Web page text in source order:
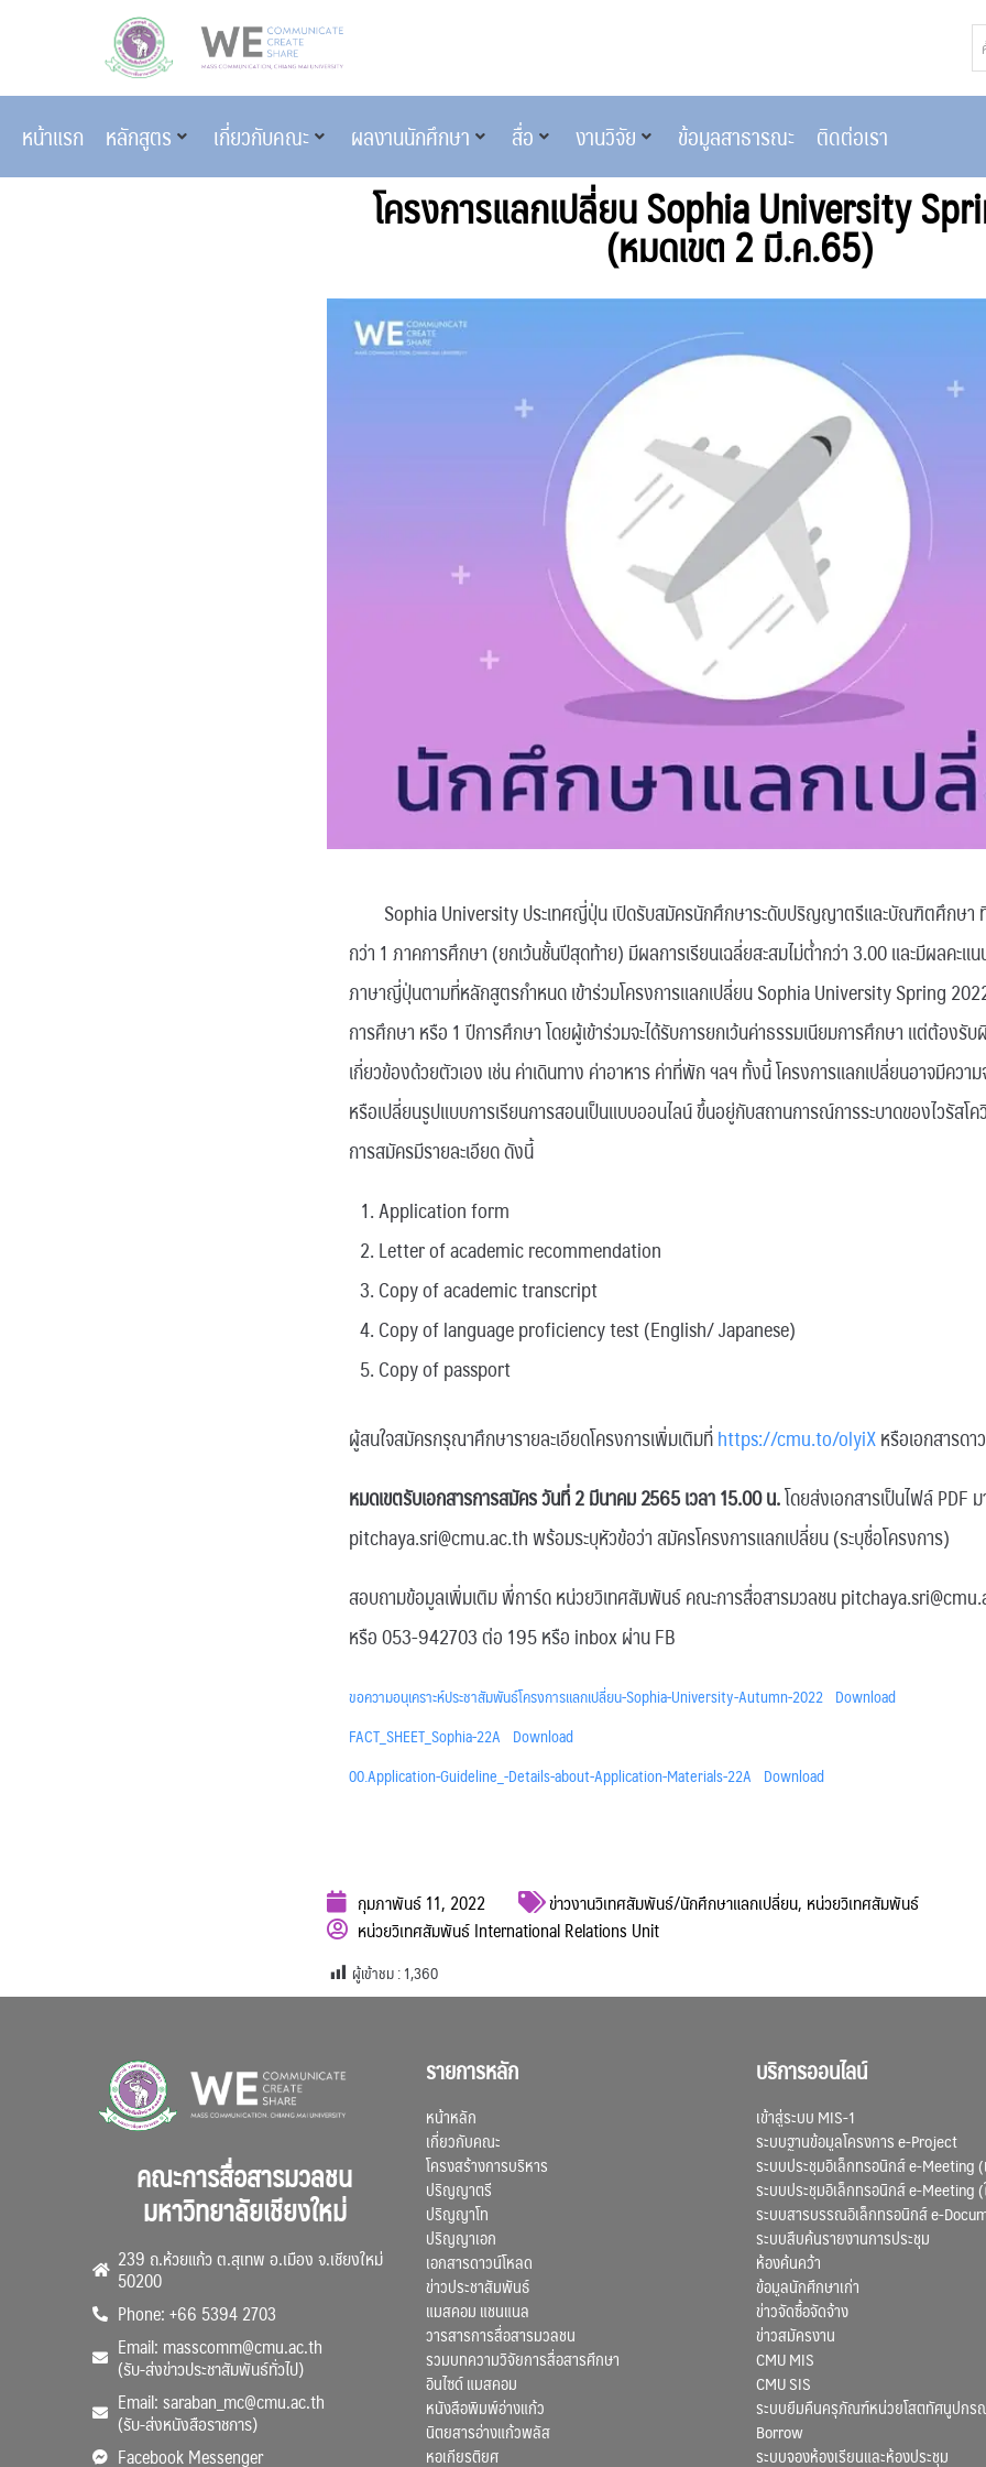
หน้าแรก หลักสูตร เกี่ยวกับคณะ ผลงานนักศึกษา สื่อ งานวิจัย ข้อมูลสาธารณะ ติดต่อเรา
โครงการแลกเปลี่ยน Sophia University
(หมดเขต 2 มี.ค.65)
Sophia University ประเทศญี่ปุ่น เปิดรับสมัครนักศึกษาระดับปริญญาตรีและบัณฑิตศึกษา
กว่า 1 ภาคการศึกษา (ยกเว้นชั้นปีสุดท้าย) มีผลการเรียนเฉลี่ยสะสมไม่ต่ำกว่า 3.00 และมีผลคะ
ภาษาญี่ปุ่นตามที่หลักสูตรกำหนด เข้าร่วมโครงการแลกเปลี่ยน Sophia University Spring 2022
การศึกษา หรือ 1 ปีการศึกษา โดยผู้เข้าร่วมจะได้รับการยกเว้นค่าธรรมเนียมการศึกษา แต่ต้องรั
เกี่ยวข้องด้วยตัวเอง เช่น ค่าเดินทาง ค่าอาหาร ค่าที่พัก ฯลฯ ทั้งนี้ โครงการแลกเปลี่ยนอาจมีควา
หรือเปลี่ยนรูปแบบการเรียนการสอนเป็นแบบออนไลน์ ขึ้นอยู่กับสถานการณ์การระบาดของไวรัสโ
การสมัครมีรายละเอียด ดังนี้
Application form
Letter of academic recommendation
Copy of academic transcript
Copy of language proficiency test (English/ Japanese)
Copy of passport
ผู้สนใจสมัครกรุณาศึกษารายละเอียดโครงการเพิ่มเติมที่https://cmu.to/olyiXหรือเอกสารด
หมดเขตรับเอกสารการสมัคร วันที่ 2 มีนาคม 2565 เวลา 15.00 น.โดยส่งเอกสารเป็นไฟล์ PDF
pitchaya.sri@cmu.ac.th พร้อมระบุหัวข้อว่า สมัครโครงการแลกเปลี่ยน (ระบุชื่อโครงการ)
สอบถามข้อมูลเพิ่มเติม พี่การ์ด หน่วยวิเทศสัมพันธ์ คณะการสื่อสารมวลชน
หรือ 053-942703 ต่อ 195 หรือ inbox ผ่าน FB
ขอความอนุเคราะห์ประชาสัมพันธ์โครงการแลกเปลี่ยน-Sophia-University-Autumn-2022 Download
FACT_SHEET_Sophia-22A Download
00.Application-Guideline_-Details-about-Application-Materials-22A Download
กุมภาพันธ์ 11, 2022 ข่าวงานวิเทศสัมพันธ์/นักศึกษาแลกเปลี่ยน, หน่วยวิเทศสัมพันธ์
หน่วยวิเทศสัมพันธ์ International Relations Unit
ผู้เข้าชม :1,360
คณะการสื่อสารมวลชน
มหาวิทยาลัยเชียงใหม่
239 ถ.ห้วยแก้ว ต.สุเทพ อ.เมือง จ.เชียงใหม่
50200
Phone: +66 5394 2703
Email: masscomm@cmu.ac.th
(รับ-ส่งข่าวประชาสัมพันธ์ทั่วไป)
Email: saraban_mc@cmu.ac.th
(รับ-ส่งหนังสือราชการ)
Facebook Messenger
รายการหลัก
หน้าหลัก
เกี่ยวกับคณะ
โครงสร้างการบริหาร
ปริญญาตรี
ปริญญาโท
ปริญญาเอก
เอกสารดาวน์โหลด
ข่าวประชาสัมพันธ์
แมสคอม แชนแนล
วารสารการสื่อสารมวลชน
รวมบทความวิจัยการสื่อสารศึกษา
อินไซด์ แมสคอม
หนังสือพิมพ์อ่างแก้ว
นิตยสารอ่างแก้วพลัส
หอเกียรติยศ
บริการออนไลน์
เข้าสู่ระบบ MIS-1
ระบบฐานข้อมูลโครงการ e-Project
ระบบประชุมอิเล็กทรอนิกส์ e-Meeting
ระบบประชุมอิเล็กทรอนิกส์ e-Meeting
ระบบสารบรรณอิเล็กทรอนิกส์ e-
ระบบสืบค้นรายงานการประชุม
ห้องค้นคว้า
ข้อมูลนักศึกษาเก่า
ข่าวจัดซื้อจัดจ้าง
ข่าวสมัครงาน
CMU MIS
CMU SIS
ระบบยืมคืนครุภัณฑ์หน่วยโสตทัศนูปกร
Borrow
ระบบจองห้องเรียนและห้องประชุม